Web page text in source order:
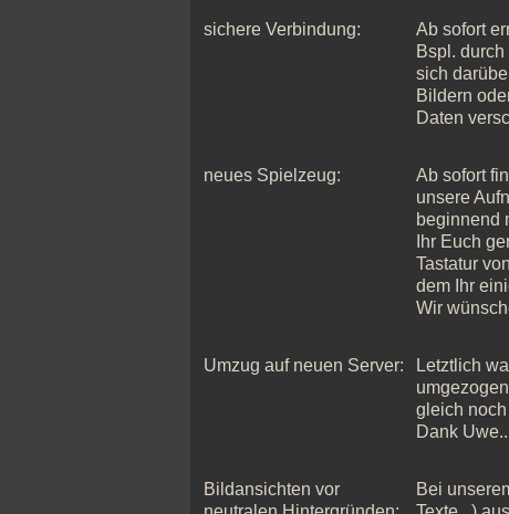
sichere Verbindung: Ab sofort
Bspl.
sich
Bildern
Daten
neues Spielzeug:
Ab sofort
unsere
beginnend
Ihr Euch
Tastatur
dem Ihr
Wir
Umzug auf neuen Server:
Letztlich
gleich
Dank
Bildansichten vor
Bei